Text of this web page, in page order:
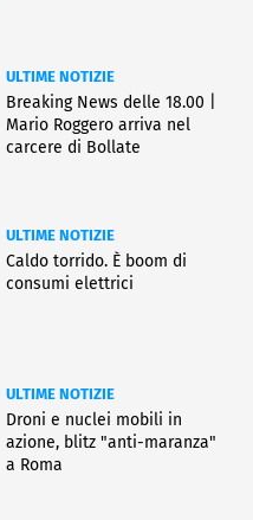
ULTIME NOTIZIE
Breaking News delle 18.00 |
Mario Roggero arriva nel
carcere di Bollate
ULTIME NOTIZIE
Caldo torrido. È boom di
consumi elettrici
ULTIME NOTIZIE
Droni e nuclei mobili in
azione, blitz "anti-maranza"
a Roma